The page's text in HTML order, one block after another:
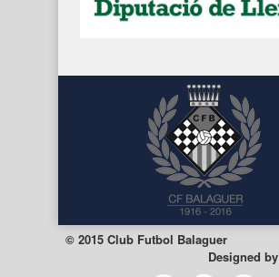
© 2015 Club Futbol Balaguer
Designed by